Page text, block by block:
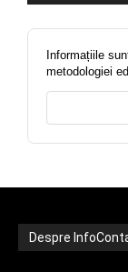
Informațiile
metodologiei
Despre